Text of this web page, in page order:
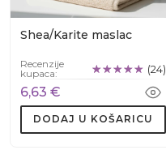
Shea/Karite maslac
Recenzije
kupaca:
(24)
6,63 €
DODAJ U KOŠARICU